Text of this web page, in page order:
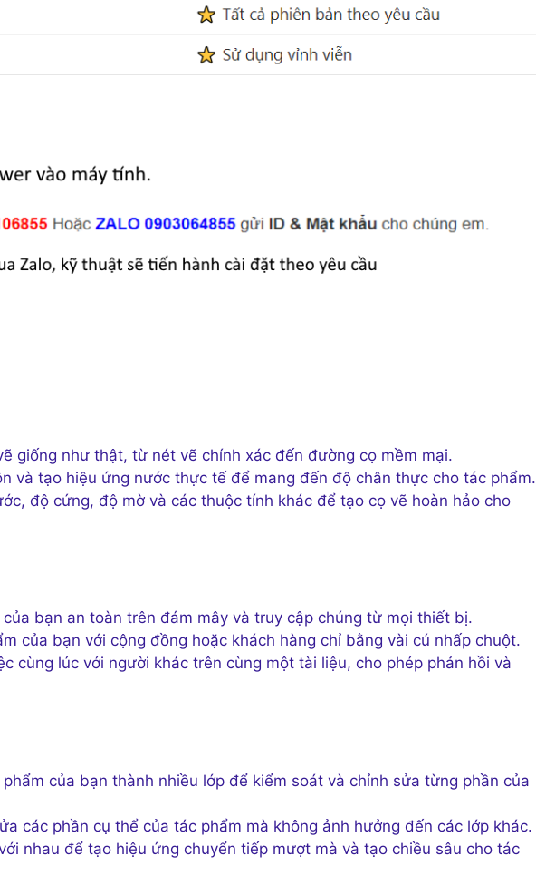
giống như thật, từ nét vẽ chính xác đến đường cọ mềm mại.
và tạo hiệu ứng nước thực tế để mang đến độ chân thực cho tác phẩm.
độ cứng, độ mờ và các thuộc tính khác để tạo cọ vẽ hoàn hảo cho
bạn an toàn trên đám mây và truy cập chúng từ mọi thiết bị.
của bạn với cộng đồng hoặc khách hàng chỉ bằng vài cú nhấp chuột.
cùng lúc với người khác trên cùng một tài liệu, cho phép phản hồi và
của bạn thành nhiều lớp để kiểm soát và chỉnh sửa từng phần của
các phần cụ thể của tác phẩm mà không ảnh hưởng đến các lớp khác.
nhau để tạo hiệu ứng chuyển tiếp mượt mà và tạo chiều sâu cho tác